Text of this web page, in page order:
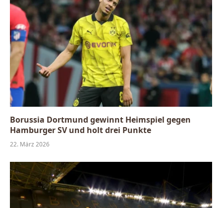
Borussia Dortmund gewinnt Heimspiel gegen
Hamburger SV und holt drei Punkte
22. März 2026